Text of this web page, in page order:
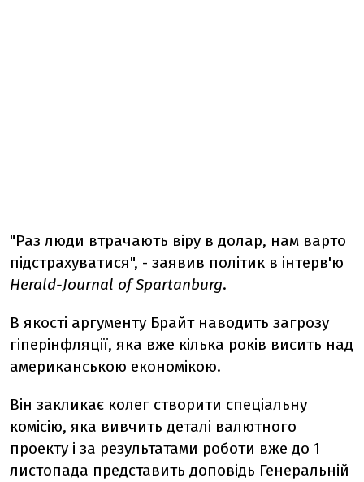
"Раз люди втрачають віру в долар, нам варто
підстрахуватися", - заявив політик в інтерв'ю
Herald-Journal of Spartanburg.
В якості аргументу Брайт наводить загрозу
гіперінфляції, яка вже кілька років висить над
американською економікою.
Він закликає колег створити спеціальну
комісію, яка вивчить деталі валютного
проекту і за результатами роботи вже до 1
листопада представить доповідь Генеральній